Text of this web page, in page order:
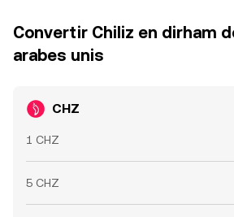
Convertir Chiliz en dirham
arabes unis
CHZ
1 CHZ
5 CHZ